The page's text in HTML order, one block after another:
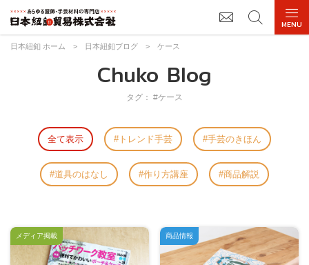
日本紐釦 ホーム > 日本紐釦ブログ > ケース
Chuko Blog
タグ： #ケース
全て表示 トレンド手芸 手芸のきほん
道具のはなし 作り方講座 商品解説
メディア掲載 商品情報